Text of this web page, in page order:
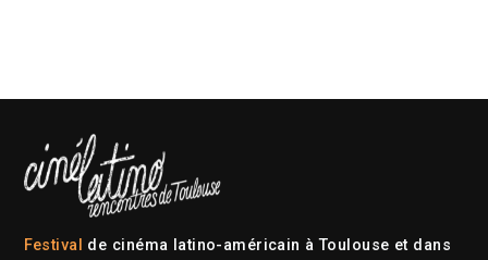
Festival de cinéma latino-américain à Toulouse et dans